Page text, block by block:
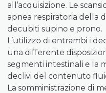
all’acquisizione. Le
apnea respiratoria della
decubiti supino e prono.
L’utilizzo di entrambi i
una differente
segmenti intestinali e la
declivi del contenuto
La somministrazione di